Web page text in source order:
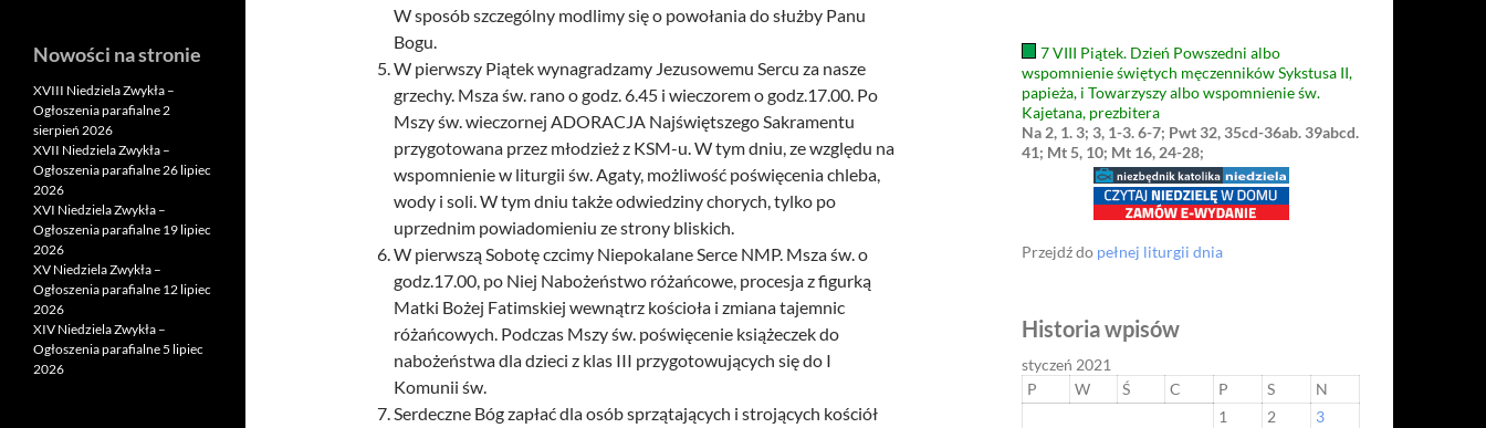
W sposób szczególny modlimy się o powołania do służby Panu
Bogu.
W pierwszy Piątek wynagradzamy Jezusowemu Sercu za nasze
grzechy. Msza św. rano o godz. 6.45 i wieczorem o godz.17.00. Po
Mszy św. wieczornej ADORACJA Najświętszego Sakramentu
przygotowana przez młodzież z KSM-u. W tym dniu, ze względu na
wspomnienie w liturgii św. Agaty, możliwość poświęcenia chleba,
wody i soli. W tym dniu także odwiedziny chorych, tylko po
uprzednim powiadomieniu ze strony bliskich.
W pierwszą Sobotę czcimy Niepokalane Serce NMP. Msza św. o
godz.17.00, po Niej Nabożeństwo różańcowe, procesja z figurką
Matki Bożej Fatimskiej wewnątrz kościoła i zmiana tajemnic
różańcowych. Podczas Mszy św. poświęcenie książeczek do
nabożeństwa dla dzieci z klas III przygotowujących się do I
Komunii św.
Serdeczne Bóg zapłać dla osób sprzątających i strojących kościół
7 VIII Piątek. Dzień Powszedni albo
wspomnienie świętych męczenników Sykstusa II,
papieża, i Towarzyszy albo wspomnienie św.
Kajetana, prezbitera
Na 2, 1. 3; 3, 1-3. 6-7; Pwt 32, 35cd-36ab. 39abcd.
41; Mt 5, 10; Mt 16, 24-28;
Przejdź do pełnej liturgii dnia
Historia wpisów
styczeń 2021
P
W Ś C P S
N
1
2
3
Nowości na stronie
XVIII Niedziela Zwykła –
Ogłoszenia parafialne 2
sierpień 2026
XVII Niedziela Zwykła –
Ogłoszenia parafialne 26 lipiec
2026
XVI Niedziela Zwykła –
Ogłoszenia parafialne 19 lipiec
2026
XV Niedziela Zwykła –
Ogłoszenia parafialne 12 lipiec
2026
XIV Niedziela Zwykła –
Ogłoszenia parafialne 5 lipiec
2026